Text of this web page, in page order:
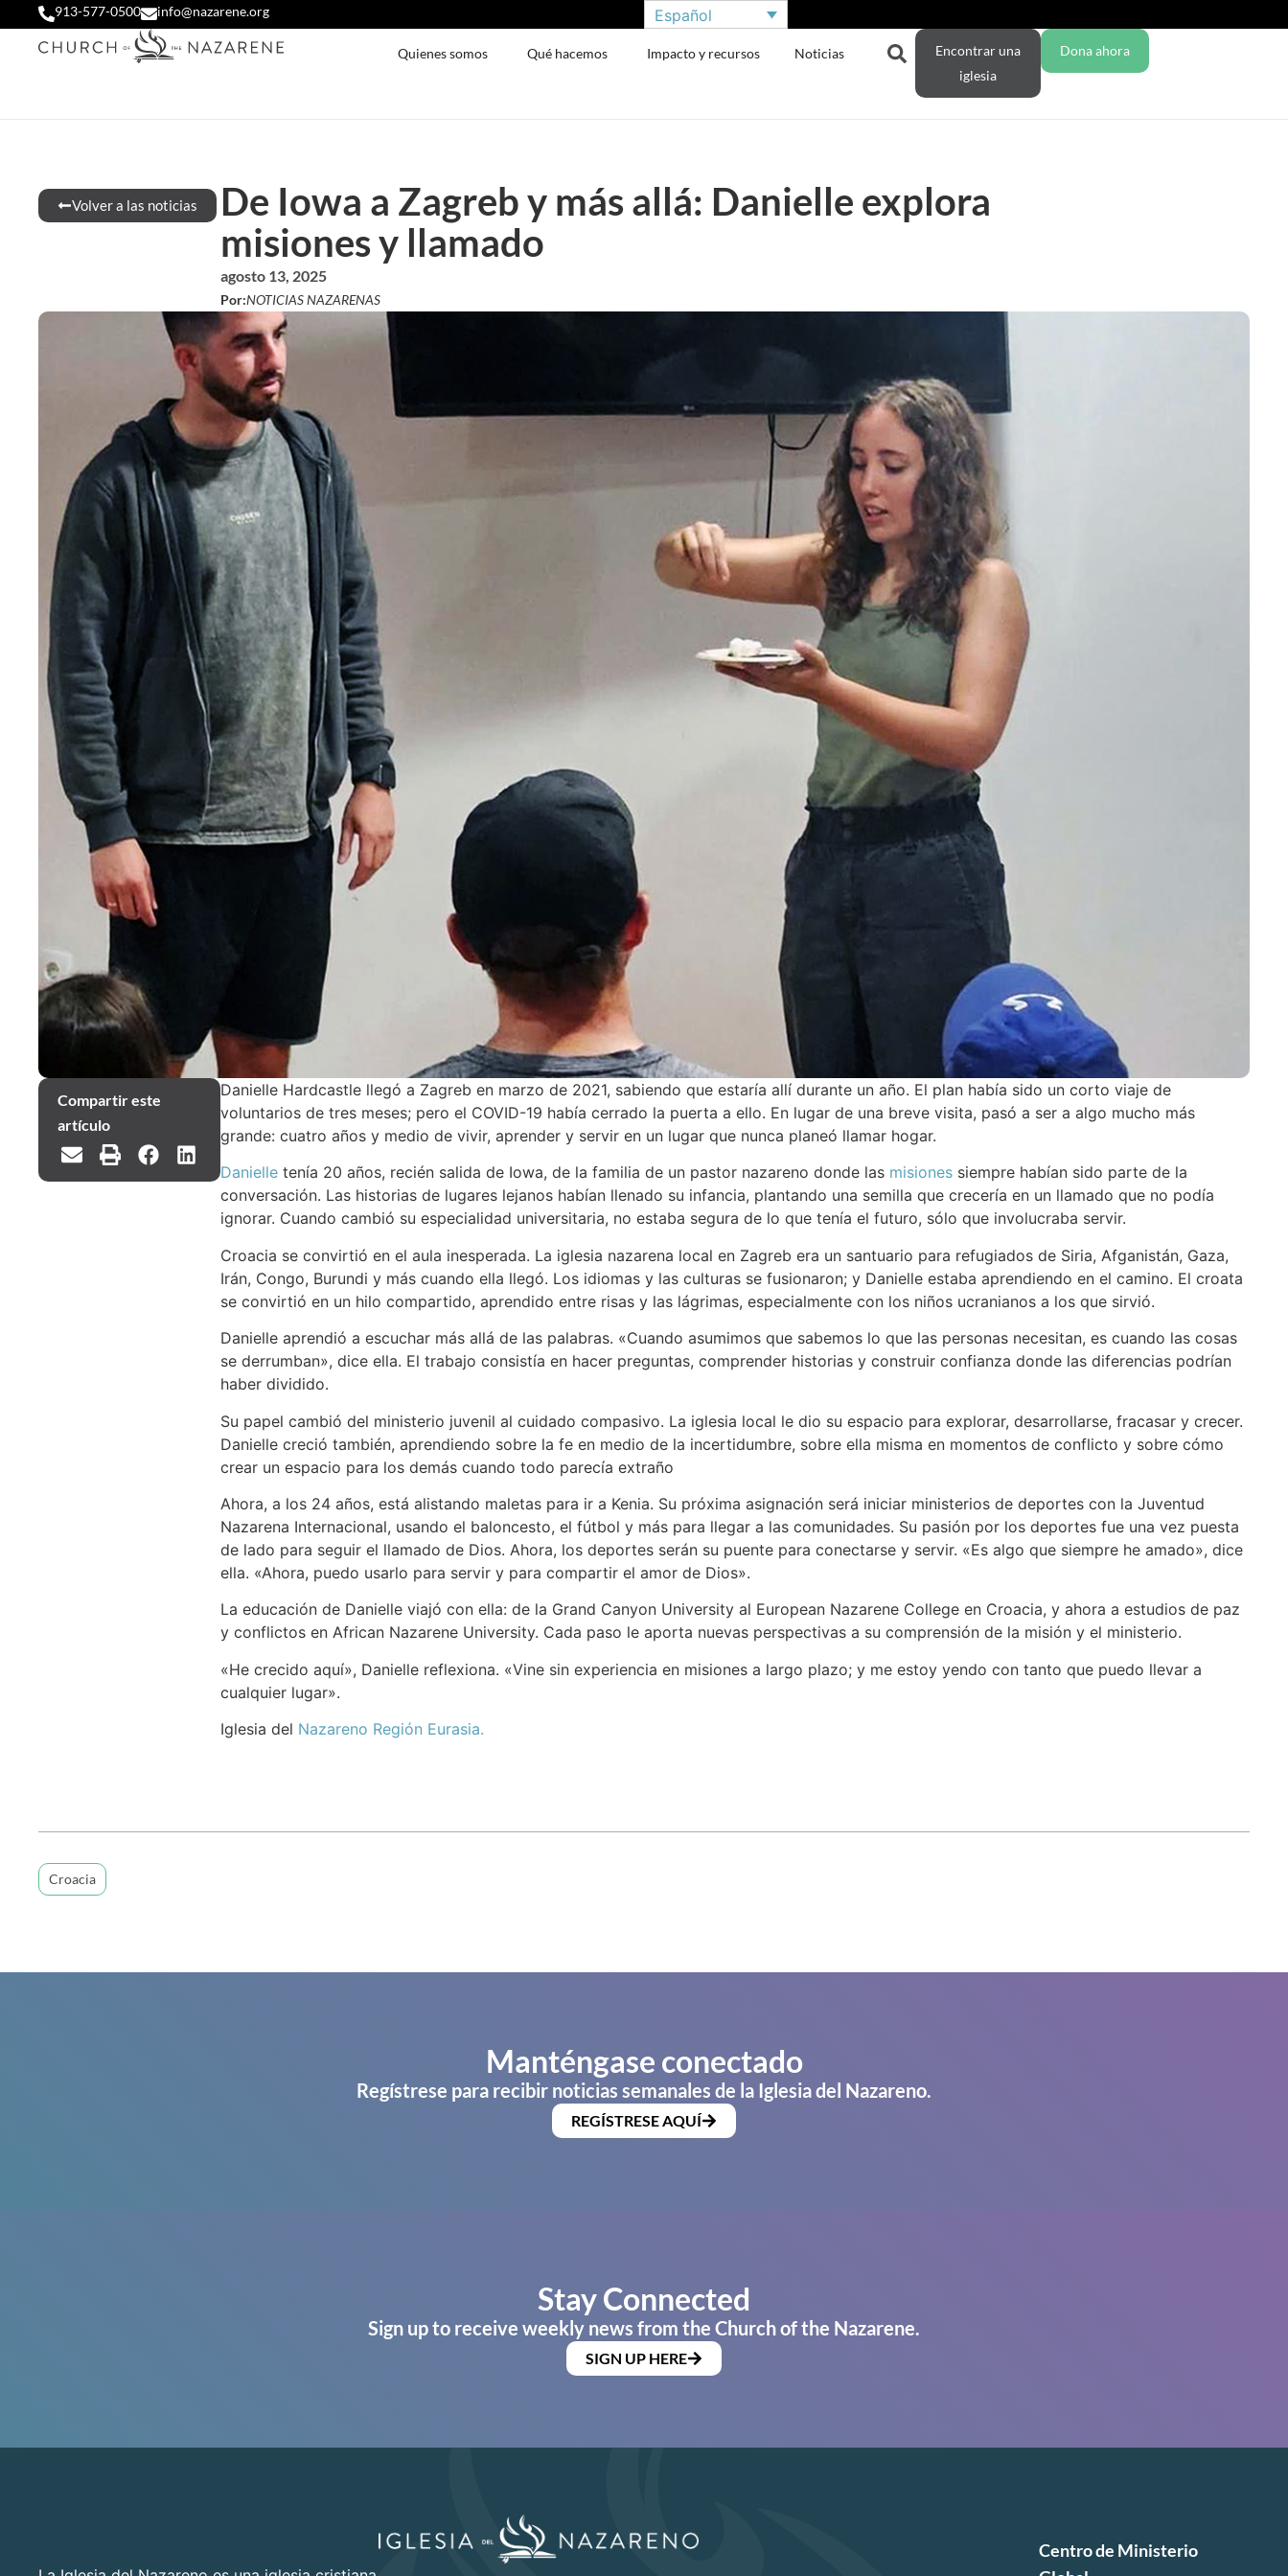
913-577-0500 info@nazarene.org Español
Quienes somos Qué hacemos Impacto y recursos Noticias
Encontrar una
iglesia
Dona ahora
Volver a las noticias
De Iowa a Zagreb y más allá: Danielle explora
misiones y llamado
agosto 13, 2025
Por:NOTICIAS NAZARENAS
Compartir este
artículo
Danielle Hardcastle llegó a Zagreb en marzo de 2021, sabiendo que estaría allí durante un año. El plan había sido un corto viaje de
voluntarios de tres meses; pero el COVID-19 había cerrado la puerta a ello. En lugar de una breve visita, pasó a ser a algo mucho más
grande: cuatro años y medio de vivir, aprender y servir en un lugar que nunca planeó llamar hogar.
Danielletenía 20 años, recién salida de Iowa, de la familia de un pastor nazareno donde las misionessiempre habían sido parte de la
conversación. Las historias de lugares lejanos habían llenado su infancia, plantando una semilla que crecería en un llamado que no podía
ignorar. Cuando cambió su especialidad universitaria, no estaba segura de lo que tenía el futuro, sólo que involucraba servir.
Croacia se convirtió en el aula inesperada. La iglesia nazarena local en Zagreb era un santuario para refugiados de Siria, Afganistán, Gaza,
Irán, Congo, Burundi y más cuando ella llegó. Los idiomas y las culturas se fusionaron; y Danielle estaba aprendiendo en el camino. El croata
se convirtió en un hilo compartido, aprendido entre risas y las lágrimas, especialmente con los niños ucranianos a los que sirvió.
Danielle aprendió a escuchar más allá de las palabras. «Cuando asumimos que sabemos lo que las personas necesitan, es cuando las cosas
se derrumban», dice ella. El trabajo consistía en hacer preguntas, comprender historias y construir confianza donde las diferencias podrían
haber dividido.
Su papel cambió del ministerio juvenil al cuidado compasivo. La iglesia local le dio su espacio para explorar, desarrollarse, fracasar y crecer.
Danielle creció también, aprendiendo sobre la fe en medio de la incertidumbre, sobre ella misma en momentos de conflicto y sobre cómo
crear un espacio para los demás cuando todo parecía extraño
Ahora, a los 24 años, está alistando maletas para ir a Kenia. Su próxima asignación será iniciar ministerios de deportes con la Juventud
Nazarena Internacional, usando el baloncesto, el fútbol y más para llegar a las comunidades. Su pasión por los deportes fue una vez puesta
de lado para seguir el llamado de Dios. Ahora, los deportes serán su puente para conectarse y servir. «Es algo que siempre he amado», dice
ella. «Ahora, puedo usarlo para servir y para compartir el amor de Dios».
La educación de Danielle viajó con ella: de la Grand Canyon University al European Nazarene College en Croacia, y ahora a estudios de paz
y conflictos en African Nazarene University. Cada paso le aporta nuevas perspectivas a su comprensión de la misión y el ministerio.
«He crecido aquí», Danielle reflexiona. «Vine sin experiencia en misiones a largo plazo; y me estoy yendo con tanto que puedo llevar a
cualquier lugar».
Iglesia del Nazareno Región Eurasia.
Croacia
Manténgase conectado
Regístrese para recibir noticias semanales de la Iglesia del Nazareno.
REGÍSTRESE AQUÍ
Stay Connected
Sign up to receive weekly news from the Church of the Nazarene.
SIGN UP HERE
Centro de Ministerio